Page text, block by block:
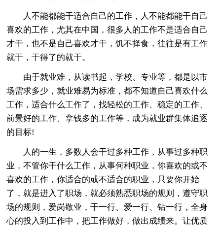
人不能都能干适合自己的工作，人不能都能干自己
喜欢的工作，尤其在中国，很多人的工作不是适合自己
才干，也不是自己喜欢才干，饥不择食，往往是有工作
就干，干得了的就干。
由于就业难，从读书起，学校、专业等，都是以市
场需求多少，就业难易为标准，都不知道自己喜欢什么
工作，适合什么工作了，找轻松的工作、稳定的工作、
前景好的工作、拿钱多的工作等，成为就业群集体追逐
的目标!
人的一生，多数人会干过多种工作，从事过多种职
业，不管你干什么工作，从事何种职业，你喜欢的或不
喜欢的工作，你适合的或不适合的职业，只要你开始
了，就是进入了职场，就必须熟悉职场的规则，遵守职
场的规则，爱岗敬业，干一行、爱一行、钻一行，全身
心的投入到工作中，把工作做好，做出成绩来。让优质